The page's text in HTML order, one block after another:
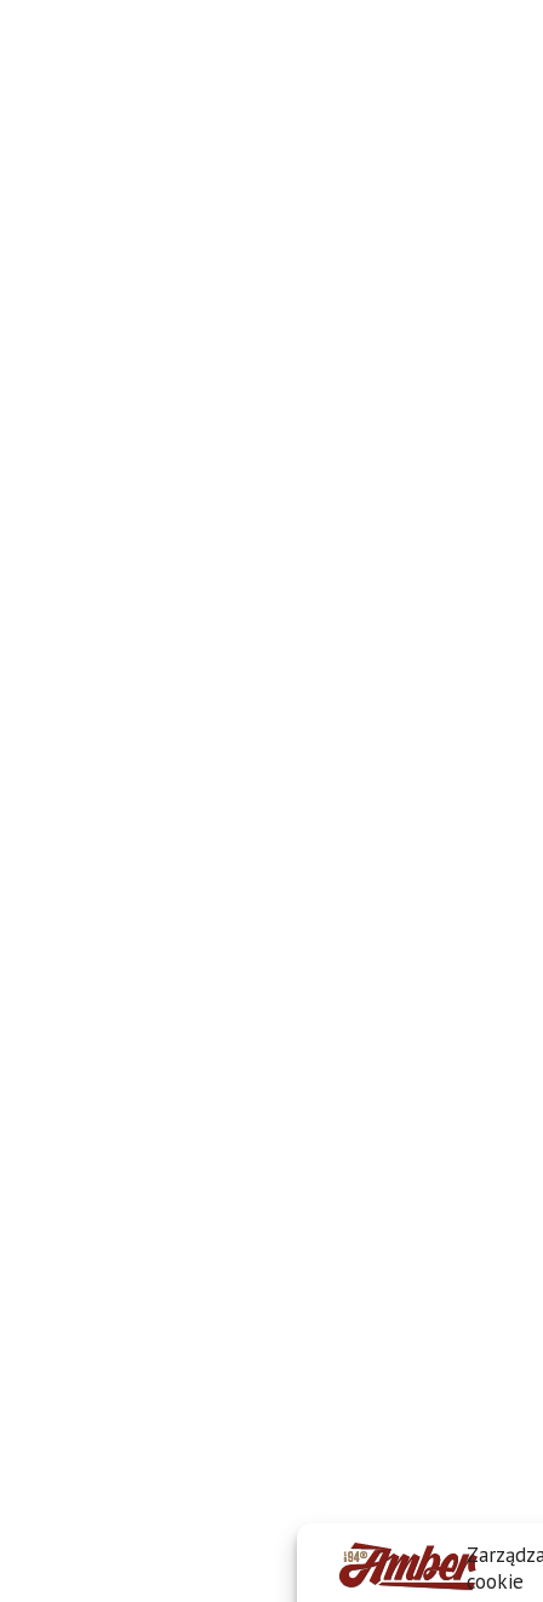
cookie